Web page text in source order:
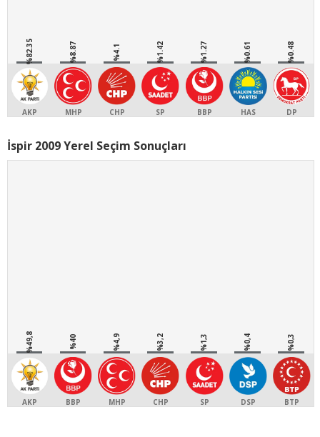
%82.35
AKP
%8.87
MHP
%4.1
CHP
%1.42
SP
%1.27
BBP
%0.61
HAS
%0.48
DP
İspir 2009 Yerel Seçim Sonuçları
%49,8
AKP
%40
BBP
%4,9
MHP
%3,2
CHP
%1,3
SP
%0,4
DSP
%0,3
BTP